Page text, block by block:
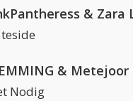
& Zara
& Metejoor
Nodig